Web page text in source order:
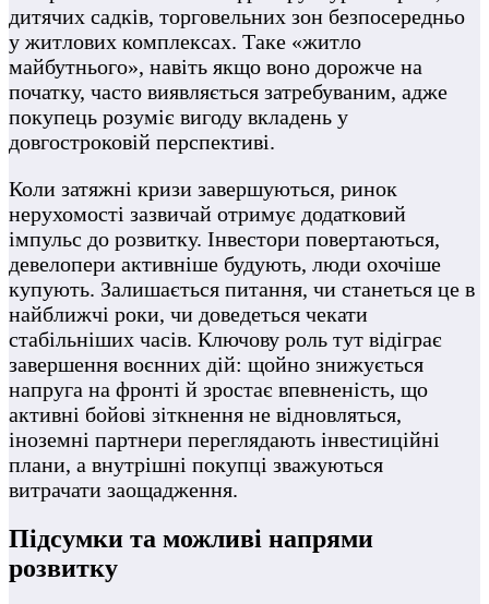
дитячих садків, торговельних зон безпосередньо
у житлових комплексах. Таке «житло
майбутнього», навіть якщо воно дорожче на
початку, часто виявляється затребуваним, адже
покупець розуміє вигоду вкладень у
довгостроковій перспективі.
Коли затяжні кризи завершуються, ринок
нерухомості зазвичай отримує додатковий
імпульс до розвитку. Інвестори повертаються,
девелопери активніше будують, люди охочіше
купують. Залишається питання, чи станеться це в
найближчі роки, чи доведеться чекати
стабільніших часів. Ключову роль тут відіграє
завершення воєнних дій: щойно знижується
напруга на фронті й зростає впевненість, що
активні бойові зіткнення не відновляться,
іноземні партнери переглядають інвестиційні
плани, а внутрішні покупці зважуються
витрачати заощадження.
Підсумки та можливі напрями
розвитку